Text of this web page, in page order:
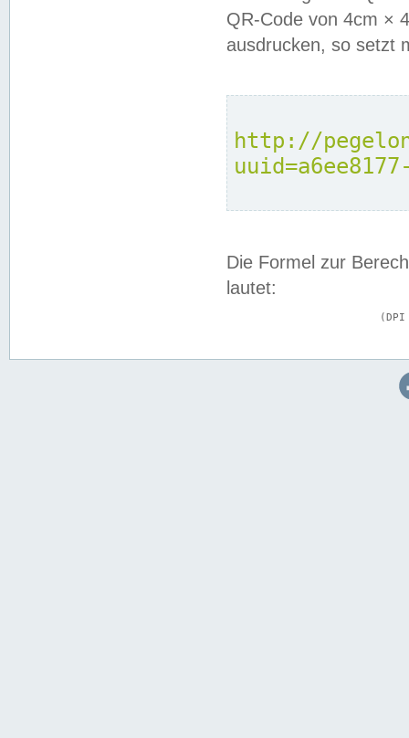
QR-Code von 4cm ×
ausdrucken, so setzt
http://
Die Formel zur
lautet: